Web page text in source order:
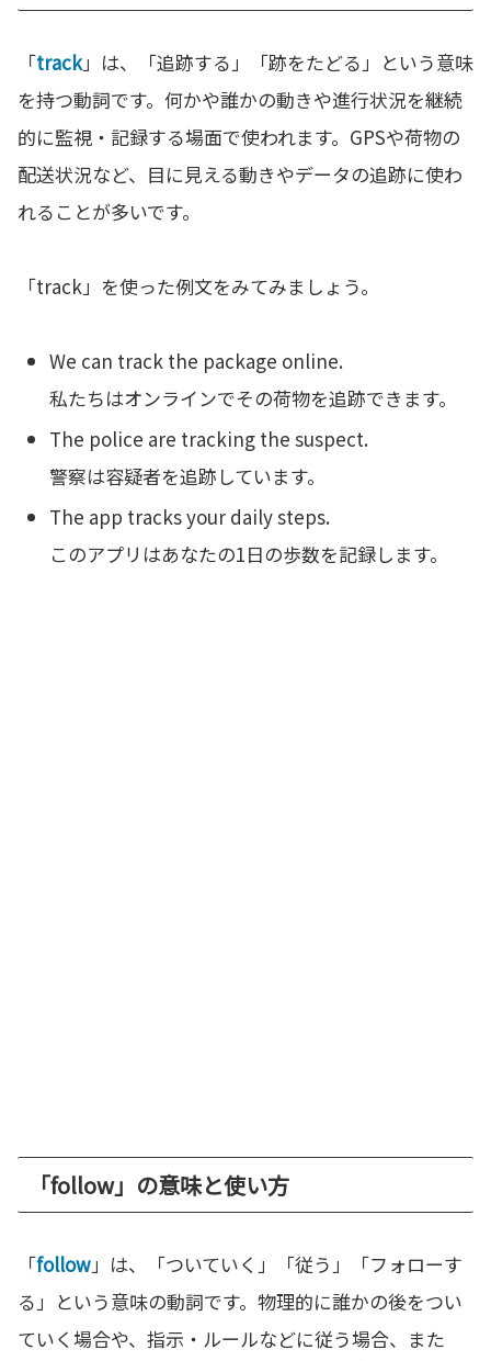
「track」は、「追跡する」「跡をたどる」という意味
を持つ動詞です。何かや誰かの動きや進行状況を継続
的に監視・記録する場面で使われます。GPSや荷物の
配送状況など、目に見える動きやデータの追跡に使わ
れることが多いです。
「track」を使った例文をみてみましょう。
We can track the package online.
私たちはオンラインでその荷物を追跡できます。
The police are tracking the suspect.
警察は容疑者を追跡しています。
The app tracks your daily steps.
このアプリはあなたの1日の歩数を記録します。
「follow」の意味と使い方
「follow」は、「ついていく」「従う」「フォローす
る」という意味の動詞です。物理的に誰かの後をつい
ていく場合や、指示・ルールなどに従う場合、また